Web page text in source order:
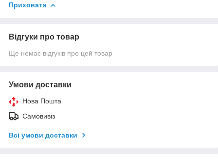
Приховати
Відгуки про товар
Ще немає відгуків про цей товар
Умови доставки
Нова Пошта
Самовивіз
Всі умови доставки